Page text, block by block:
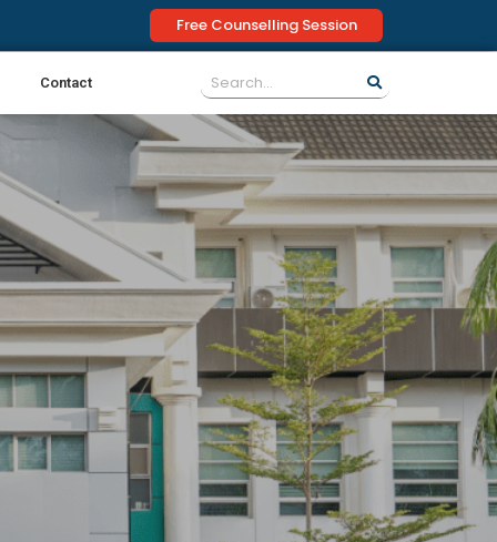
Free Counselling Session
Contact